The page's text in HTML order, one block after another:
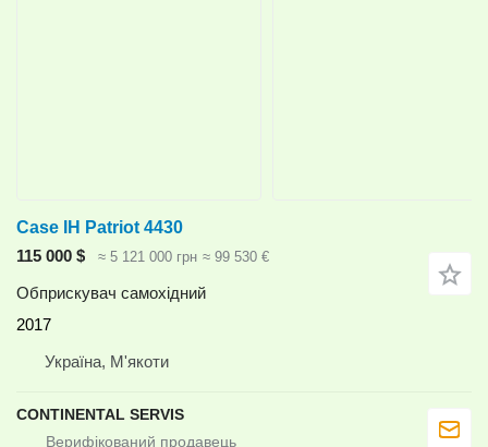
Case IH Patriot 4430
115 000 $
≈ 5 121 000 грн ≈ 99 530 €
Обприскувач самохідний
2017
Україна, М'якоти
CONTINENTAL SERVIS